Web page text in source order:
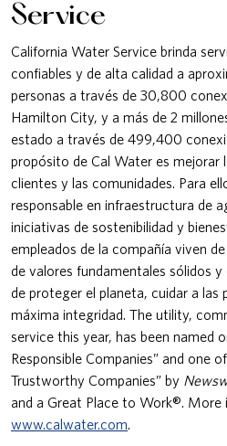
Service
California Water Service brinda
confiables y de alta calidad a
personas a través de 30,800
Hamilton City, y a más de 2
estado a través de 499,400
propósito de Cal Water es mejorar
clientes y las comunidades. Para
responsable en infraestructura de
iniciativas de sostenibilidad y
empleados de la compañía viven
de valores fundamentales sólidos
de proteger el planeta, cuidar a las
máxima integridad. The utility,
service this year, has been named
Responsible Companies” and one
Trustworthy Companies” by
and a Great Place to Work®. More
www.calwater.com